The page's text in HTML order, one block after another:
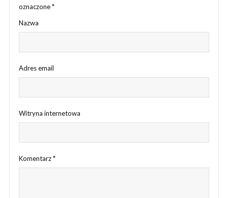
oznaczone*
Nazwa
Adres email
Witryna internetowa
Komentarz*